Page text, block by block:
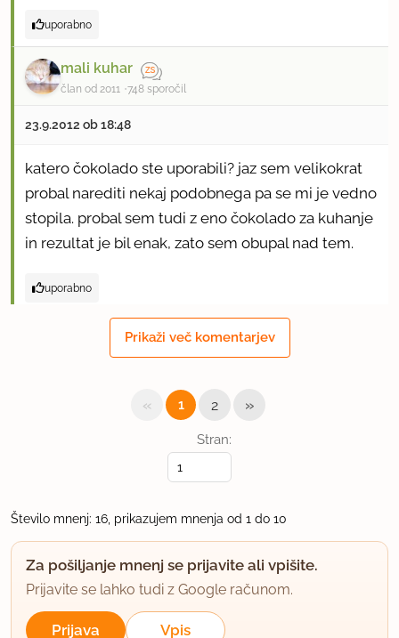
uporabno
mali kuhar
član od 2011 748 sporočil
23.9.2012 ob 18:48
katero čokolado ste uporabili? jaz sem velikokrat
probal narediti nekaj podobnega pa se mi je vedno
stopila. probal sem tudi z eno čokolado za kuhanje
in rezultat je bil enak, zato sem obupal nad tem.
uporabno
član od 2009
Meni se je tudi vedno stopila, pa sem tko rešila
problem da sem dala večje koščke :) probaj :)
karin_
član od 2012 1 sporočil
27.9.2012 ob 15:33
Prikaži več komentarjev
Stran:
« 1 2 »
Število mnenj: 16, prikazujem mnenja od 1 do 10
Za pošiljanje mnenj se prijavite ali vpišite.
Prijavite se lahko tudi z Google računom.
Prijava Vpis